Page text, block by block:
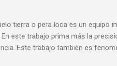
tierra o pera loca es un equipo
este trabajo prima más la
Este trabajo también es